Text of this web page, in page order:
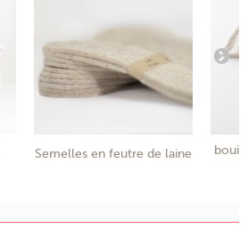
Semelles en feutre de laine